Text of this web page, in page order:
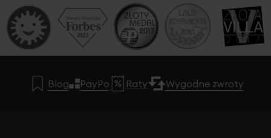
Blog PayPo Raty Wygodne zwroty